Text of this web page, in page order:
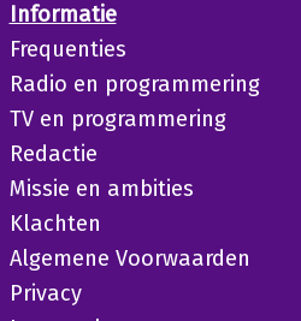
Informatie
Frequenties
Radio en programmering
TV en programmering
Redactie
Missie en ambities
Klachten
Algemene Voorwaarden
Privacy